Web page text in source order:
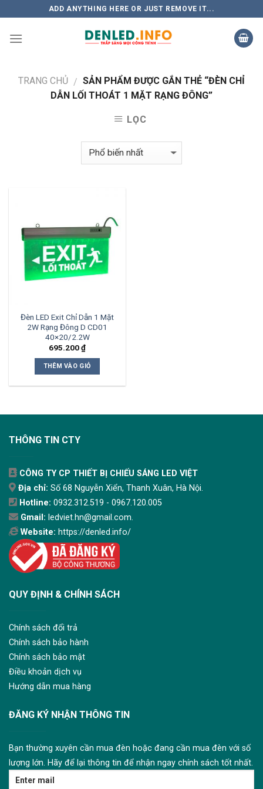
to
content
ADD ANYTHING HERE OR JUST REMOVE IT...
TRANG CHỦ / SẢN PHẨM ĐƯỢC GẮN THẺ “ĐÈN CHỈ
DẪN LỐI THOÁT 1 MẶT RẠNG ĐÔNG”
LỌC
Đèn LED Exit Chỉ Dẫn 1 Mặt
2W Rạng Đông D CD01
40×20/2.2W
695.200₫
THÊM VÀO GIỎ
THÔNG TIN CTY
CÔNG TY CP THIẾT BỊ CHIẾU SÁNG LED VIỆT
Địa chỉ: Số 68 Nguyễn Xiển, Thanh Xuân, Hà Nội.
Hotline: 0932.312.519 - 0967.120.005
Gmail: ledviet.hn@gmail.com.
Website: https://denled.info/
QUY ĐỊNH & CHÍNH SÁCH
Chính sách đổi trả
Chính sách bảo hành
Chính sách bảo mật
Điều khoản dịch vụ
Hướng dẫn mua hàng
ĐĂNG KÝ NHẬN THÔNG TIN
Bạn thường xuyên cần mua đèn hoặc đang cần mua đèn với số
lượng lớn. Hãy để lại thông tin để nhận ngay chính sách tốt nhất.